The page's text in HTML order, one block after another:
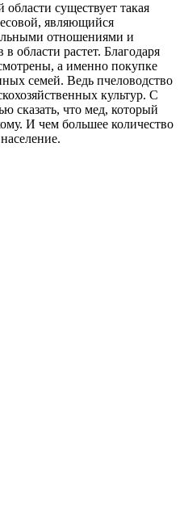
существует такая
являющийся
отношениями и
области растет. Благодаря
а именно покупке
семей. Ведь пчеловодство
культур. С
сказать, что мед, который
И чем большее количество